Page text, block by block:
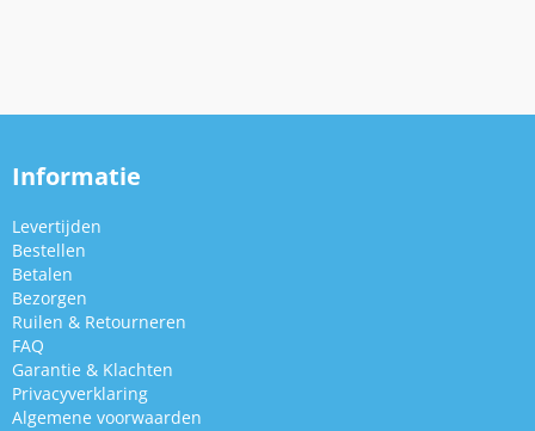
Informatie
Levertijden
Bestellen
Betalen
Bezorgen
Ruilen & Retourneren
FAQ
Garantie & Klachten
Privacyverklaring
Algemene voorwaarden